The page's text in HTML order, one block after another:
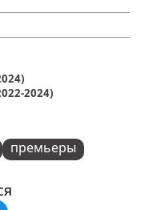
2024)
премьеры